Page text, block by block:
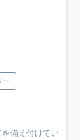
ー
備え付けてい